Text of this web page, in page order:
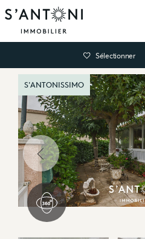
Sélectionner
S'ANTONISSIMO